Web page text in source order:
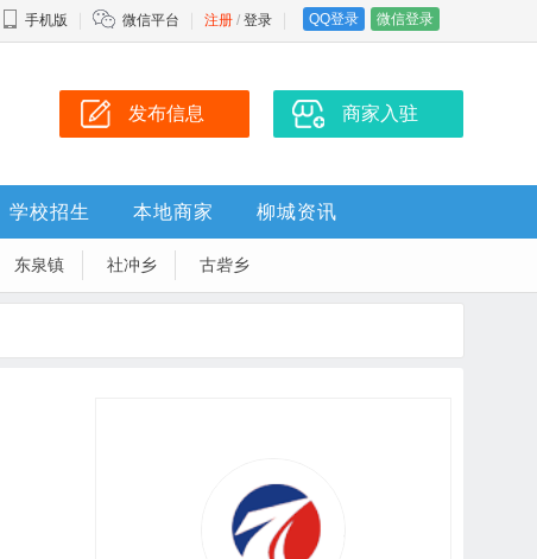
手机版 微信平台 注册 / 登录 QQ登录 微信登录
发布信息 商家入驻
学校招生 本地商家 柳城资讯
东泉镇 社冲乡 古砦乡